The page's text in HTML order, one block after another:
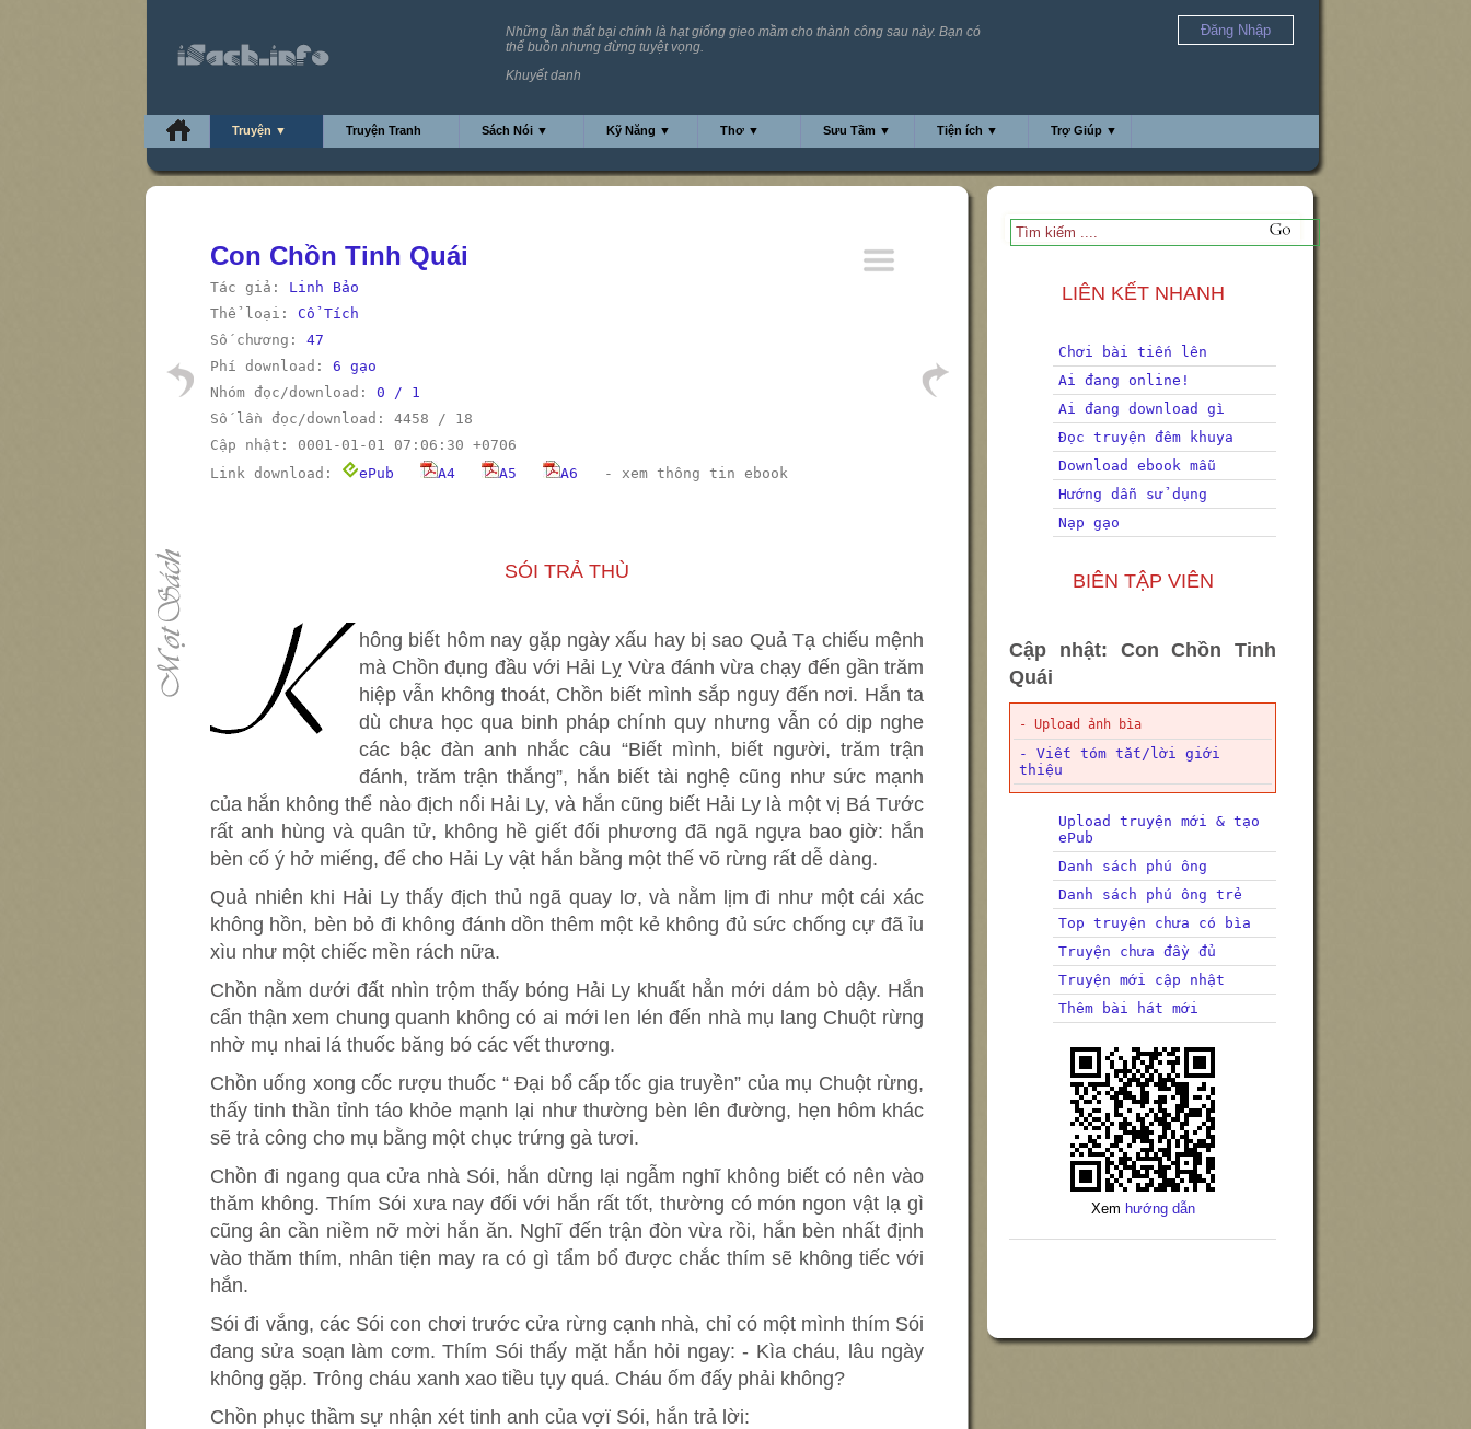
Những lần thất bại chính là hạt giống gieo mầm cho thành công sau này. Bạn có
thể buồn nhưng đừng tuyệt vọng.
Khuyết danh
Đăng Nhập
Truyện ▼ Truyện Tranh Sách Nói ▼ Kỹ Năng ▼ Thơ ▼ Sưu Tầm ▼ Tiện ích ▼ Trợ Giúp ▼
LIÊN KẾT NHANH
Chơi bài tiến lên
Ai đang online!
Ai đang download gì
Đọc truyện đêm khuya
Download ebook mẫu
Hướng dẫn sử dụng
Nạp gạo
BIÊN TẬP VIÊN
Cập nhật: Con Chồn Tinh
Quái
- Upload ảnh bìa
- Viết tóm tắt/lời giới
thiệu
Upload truyện mới & tạo
ePub
Danh sách phú ông
Danh sách phú ông trẻ
Top truyện chưa có bìa
Truyện chưa đầy đủ
Truyện mới cập nhật
Thêm bài hát mới
Xem hướng dẫn
Con Chồn Tinh Quái
Tác giả: Linh Bảo
Thể loại: Cổ Tích
Số chương: 47
Phí download: 6 gạo
Nhóm đọc/download: 0 / 1
Số lần đọc/download: 4458 / 18
Cập nhật: 0001-01-01 07:06:30 +0706
Link download:
ePub A4 A5 A6 - xem thông tin ebook
SÓI TRẢ THÙ
hông biết hôm nay gặp ngày xấu hay bị sao Quả Tạ chiếu mệnh
mà Chồn đụng đầu với Hải Lỵ Vừa đánh vừa chạy đến gần trăm
hiệp vẫn không thoát, Chồn biết mình sắp nguy đến nơi. Hắn ta
dù chưa học qua binh pháp chính quy nhưng vẫn có dịp nghe
các bậc đàn anh nhắc câu “Biết mình, biết người, trăm trận
đánh, trăm trận thắng”, hắn biết tài nghệ cũng như sức mạnh
của hắn không thể nào địch nổi Hải Ly, và hắn cũng biết Hải Ly là một vị Bá Tước
rất anh hùng và quân tử, không hề giết đối phương đã ngã ngựa bao giờ: hắn
bèn cố ý hở miếng, để cho Hải Ly vật hắn bằng một thế võ rừng rất dễ dàng.
Quả nhiên khi Hải Ly thấy địch thủ ngã quay lơ, và nằm lịm đi như một cái xác
không hồn, bèn bỏ đi không đánh dồn thêm một kẻ không đủ sức chống cự đã ỉu
xìu như một chiếc mền rách nữa.
Chồn nằm dưới đất nhìn trộm thấy bóng Hải Ly khuất hẳn mới dám bò dậy. Hắn
cẩn thận xem chung quanh không có ai mới len lén đến nhà mụ lang Chuột rừng
nhờ mụ nhai lá thuốc băng bó các vết thương.
Chồn uống xong cốc rượu thuốc “ Đại bổ cấp tốc gia truyền” của mụ Chuột rừng,
thấy tinh thần tỉnh táo khỏe mạnh lại như thường bèn lên đường, hẹn hôm khác
sẽ trả công cho mụ bằng một chục trứng gà tươi.
Chồn đi ngang qua cửa nhà Sói, hắn dừng lại ngẫm nghĩ không biết có nên vào
thăm không. Thím Sói xưa nay đối với hắn rất tốt, thường có món ngon vật lạ gì
cũng ân cần niềm nỡ mời hắn ăn. Nghĩ đến trận đòn vừa rồi, hắn bèn nhất định
vào thăm thím, nhân tiện may ra có gì tẩm bổ được chắc thím sẽ không tiếc với
hắn.
Sói đi vắng, các Sói con chơi trước cửa rừng cạnh nhà, chỉ có một mình thím Sói
đang sửa soạn làm cơm. Thím Sói thấy mặt hắn hỏi ngay: - Kìa cháu, lâu ngày
không gặp. Trông cháu xanh xao tiều tụy quá. Cháu ốm đấy phải không?
Chồn phục thầm sự nhận xét tinh anh của vợï Sói, hắn trả lời: